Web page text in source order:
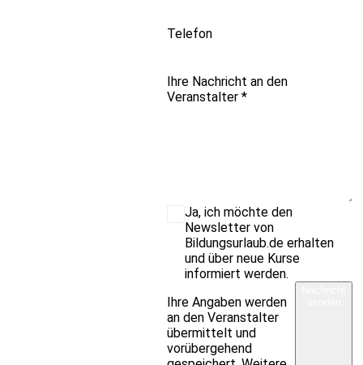
Telefon
Ihre Nachricht an den
Veranstalter *
Ja, ich möchte den
Newsletter von
Bildungsurlaub.de erhalten
und über neue Kurse
informiert werden.
Ihre Angaben werden
an den Veranstalter
übermittelt und
vorübergehend